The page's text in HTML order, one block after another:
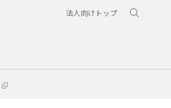
法人向けトップ